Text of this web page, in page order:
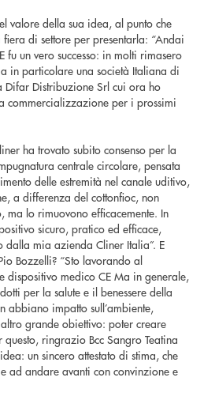
valore della sua idea, al punto che
di settore per presentarla: “Andai
un vero successo: in molti rimasero
in particolare una società Italiana di
Distribuzione Srl cui ora ho
commercializzazione per i prossimi
ha trovato subito consenso per la
centrale circolare, pensata
delle estremità nel canale uditivo,
a differenza del cottonfioc, non
ma lo rimuovono efficacemente. In
sicuro, pratico ed efficace,
dalla mia azienda Cliner Italia”. E
Bozzelli? “Sto lavorando al
dispositivo medico CE Ma in generale,
per la salute e il benessere della
abbiano impatto sull’ambiente,
altro grande obiettivo: poter creare
ringrazio Bcc Sangro Teatina
un sincero attestato di stima, che
ad andare avanti con convinzione e